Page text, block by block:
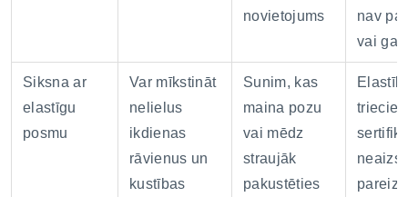
novietojums
nav
vai
Siksna ar
elastīgu
posmu
Var mīkstināt
nelielus
ikdienas
rāvienus un
kustības
Sunim, kas
maina pozu
vai mēdz
straujāk
pakustēties
pareizu